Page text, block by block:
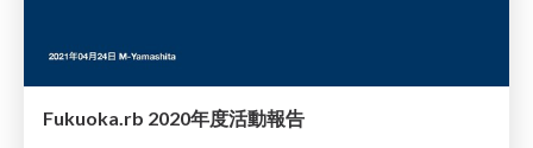
Fukuoka.rb 2020年度活動報告